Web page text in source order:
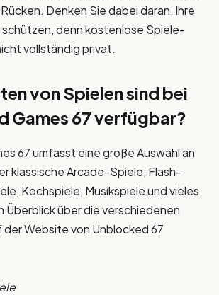
Denken Sie dabei daran, Ihre
schützen, denn kostenlose Spiele-
vollständig privat.
von Spielen sind bei
Games 67 verfügbar?
67 umfasst eine große Auswahl an
klassische Arcade-Spiele, Flash-
Kochspiele, Musikspiele und vieles
Überblick über die verschiedenen
Website von Unblocked 67